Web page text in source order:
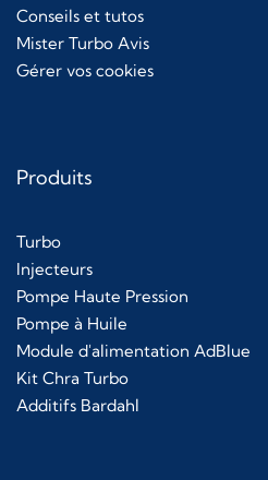
Conseils et tutos
Mister Turbo Avis
Gérer vos cookies
Produits
Turbo
Injecteurs
Pompe Haute Pression
Pompe à Huile
Module d'alimentation AdBlue
Kit Chra Turbo
Additifs Bardahl